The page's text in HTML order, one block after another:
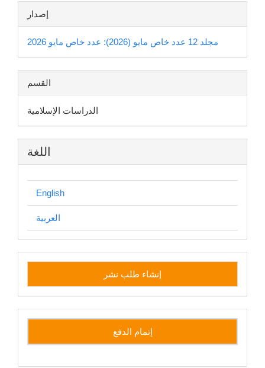
إصدار
مجلد 12 عدد خاص مايو (2026): عدد خاص مايو 2026
القسم
الدراسات الإسلامية
اللغة
English
العربية
إنشاء
طلب
نشر
إنشاء طلب نشر
إتمام الدفع